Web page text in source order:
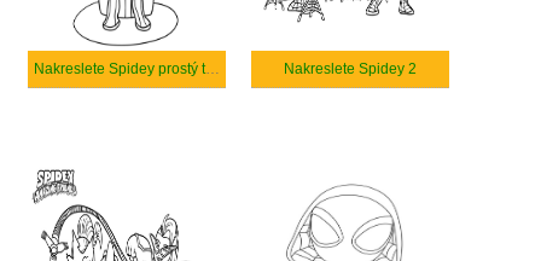
Nakreslete Spidey prostý tisknutelné Nakreslete Spidey 2